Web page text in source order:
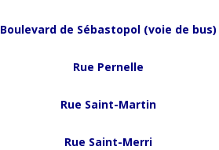
Boulevard de Sébastopol (voie de bus)
Rue Pernelle
Rue Saint-Martin
Rue Saint-Merri